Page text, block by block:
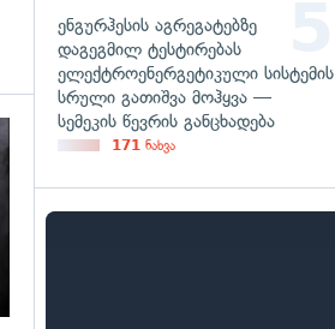
გადახედვა
ენგურჰესის აგრეგატებზე
დაგეგმილ ტესტირებას
ელექტროენერგეტიკული სისტემის
სრული გათიშვა მოჰყვა —
სემეკის წევრის განცხადება
171 ნახვა